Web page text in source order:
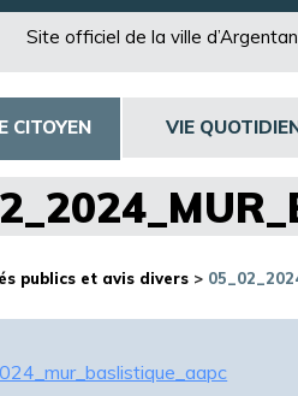
Site officiel de la ville
CITOYEN VIE
publics et avis divers >